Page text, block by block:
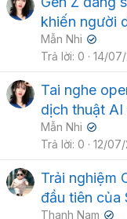
khiến người
Mẫn Nhi ✔
Trả lời 0 14/
Tai nghe
dịch thuật
Mẫn Nhi ✔
Trả lời 0 12/
Trải nghiệm
đầu tiên của
Thanh Nam ✔